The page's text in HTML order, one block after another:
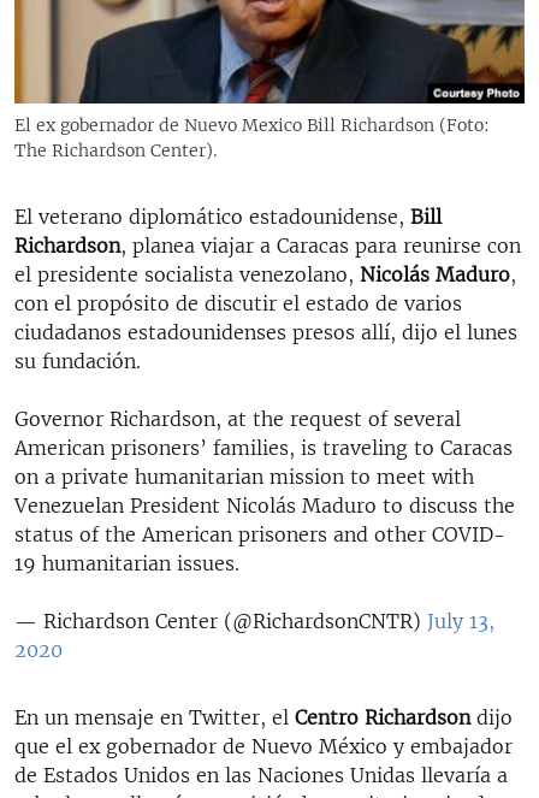
RADIO MARTÍ
ESPECIALES
ESPECIALES
LA REALIDAD DE LA VIVIENDA EN CUBA
KENTU-CUBANO
LOS SANTOS DE HIALEAH
DESINFORMACIÓN RUSA EN AMÉRICA LATINA
LA INVASIÓN DE RUSIA A UCRANIA
MULTIMEDIA
EDITORIALES
SÍGUENOS
El ex gobernador de Nuevo Mexico Bill Richardson (Foto:
The Richardson Center).
El veterano diplomático estadounidense, Bill
Richardson, planea viajar a Caracas para reunirse con
el presidente socialista venezolano, Nicolás Maduro,
con el propósito de discutir el estado de varios
ciudadanos estadounidenses presos allí, dijo el lunes
su fundación.
Governor Richardson, at the request of several
American prisoners’ families, is traveling to Caracas
on a private humanitarian mission to meet with
Venezuelan President Nicolás Maduro to discuss the
status of the American prisoners and other COVID-
19 humanitarian issues.
— Richardson Center (@RichardsonCNTR) July 13,
2020
En un mensaje en Twitter, el Centro Richardsondijo
que el ex gobernador de Nuevo México y embajador
de Estados Unidos en las Naciones Unidas llevaría a